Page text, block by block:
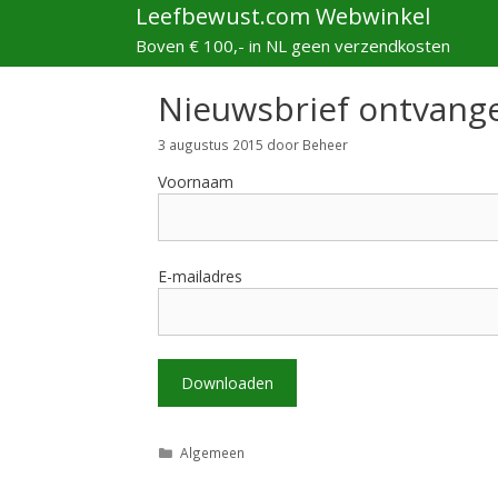
Leefbewust.com Webwinkel
Boven € 100,- in NL geen verzendkosten
Nieuwsbrief
3 augustus 2015 door Beheer
Voornaam
E-mailadres
Categorieën
Algemeen